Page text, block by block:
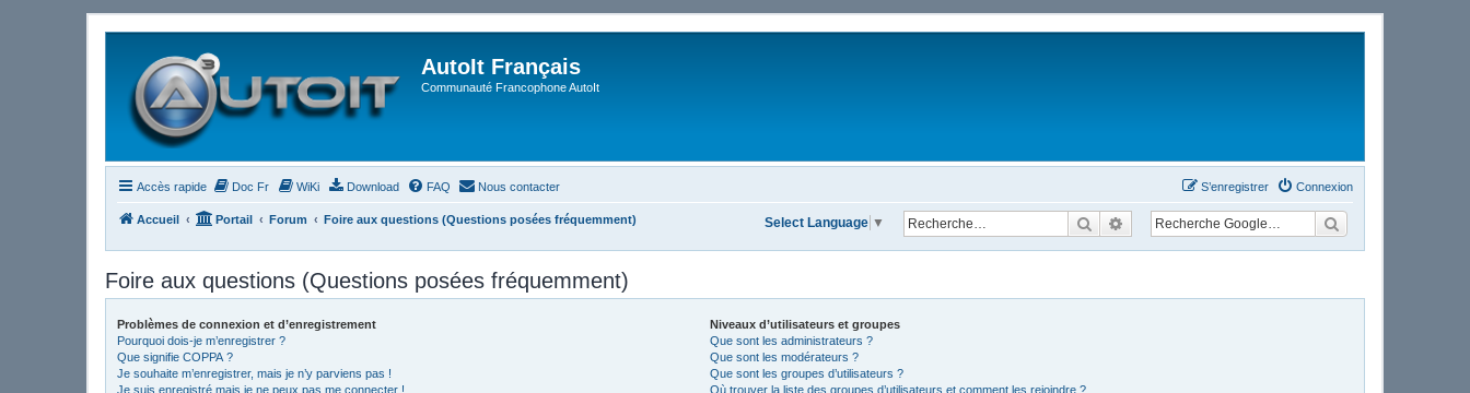
AutoIt Français
Communauté Francophone AutoIt
Accès rapide Doc Fr WiKi Download FAQ Nous contacter Connexion
S’enregistrer
Accueil Portail Forum Foire aux questions (Questions posées fréquemment) RechercherRecherche avancée
Select Language ▼
Foire aux questions (Questions posées fréquemment)
Problèmes de connexion et d’enregistrement
Pourquoi dois-je m’enregistrer ?
Que signifie COPPA ?
Je souhaite m’enregistrer, mais je n’y parviens pas !
Je suis enregistré mais je ne peux pas me connecter !
Niveaux d’utilisateurs et groupes
Que sont les administrateurs ?
Que sont les modérateurs ?
Que sont les groupes d’utilisateurs ?
Où trouver la liste des groupes d’utilisateurs et comment les rejoindre ?